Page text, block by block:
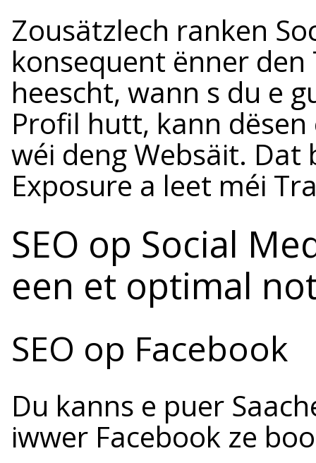
Zousätzlech ranken
konsequent ënner
heescht, wann s du e
Profil hutt, kann
wéi deng Websäit.
Exposure a leet méi
SEO op Social
een et optimal
SEO op Facebook
Du kanns e puer
iwwer Facebook ze